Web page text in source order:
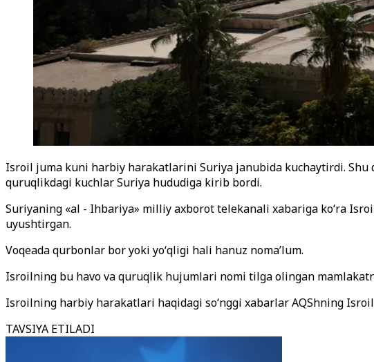
Isroil juma kuni harbiy harakatlarini Suriya janubida kuchaytirdi.
quruqlikdagi kuchlar Suriya hududiga kirib bordi.
Suriyaning «al - Ihbariya» milliy axborot telekanali xabariga koʻra
uyushtirgan.
Voqeada qurbonlar bor yoki yoʻqligi hali hanuz noma’lum.
Isroilning bu havo va quruqlik hujumlari nomi tilga olingan
Isroilning harbiy harakatlari haqidagi soʻnggi xabarlar AQShning
TAVSIYA ETILADI